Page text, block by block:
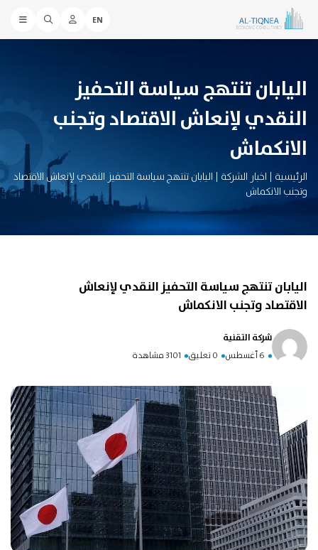
EN
اليابان تنتهج سياسة التحفيز
النقدي لإنعاش الاقتصاد وتجنب
الانكماش
الرئيسية | اخبار الشركة | اليابان تنتهج سياسة التحفيز النقدي لإنعاش الاقتصاد
وتجنب الانكماش
اليابان تنتهج سياسة التحفيز النقدي لإنعاش
الاقتصاد وتجنب الانكماش
شركة التقنية
6 أغسطس 0 تعليق 3101 مشاهدة